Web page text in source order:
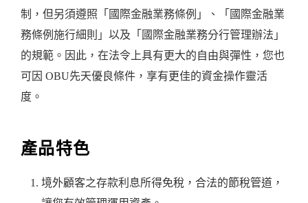
制，但另須遵照「國際金融業務條例」、「國際金融業
務條例施行細則」以及「國際金融業務分行管理辦法」
的規範。因此，在法令上具有更大的自由與彈性，您也
可因 OBU先天優良條件，享有更佳的資金操作靈活
度。
產品特色
境外顧客之存款利息所得免稅，合法的節稅管道，